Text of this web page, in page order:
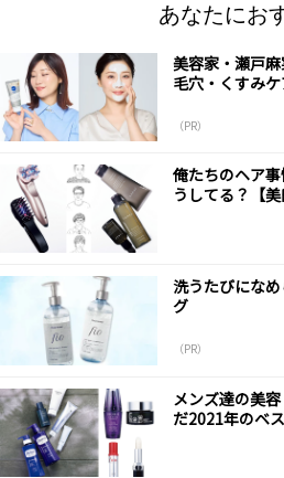
あなたにお
美容家・瀬戸
毛穴・くすみ
（PR）
俺たちのヘア
うしてる？【美
洗うたびにな
グ
（PR）
メンズ達の美
だ2021年のベ